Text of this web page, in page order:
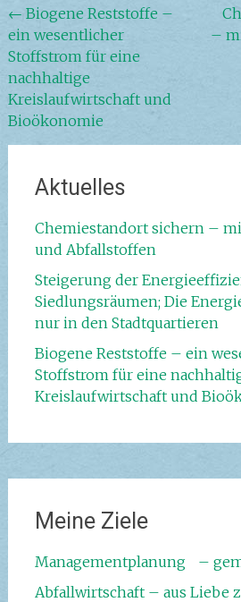
Beitragsnavigation
← Biogene Reststoffe –
ein wesentlicher
Stoffstrom für eine
nachhaltige
Kreislaufwirtschaft und
Bioökonomie
–
Aktuelles
Chemiestandort sichern –
und Abfallstoffen
Steigerung der
Siedlungsräumen; Die
nur in den Stadtquartieren
Biogene Reststoffe – ein
Stoffstrom für eine
Kreislaufwirtschaft und
Meine Ziele
Managementplanung –
Abfallwirtschaft – aus Liebe